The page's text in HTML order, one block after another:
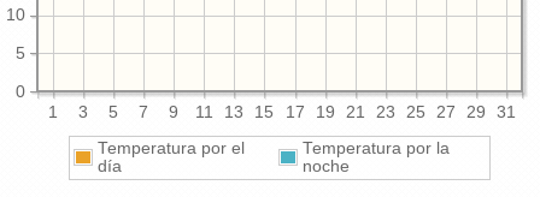
1 3 5 7 9 11 13 15 17 19 21 23 25 27 29 31
0
5
10
Temperatura por el
día
Temperatura por la
noche